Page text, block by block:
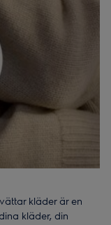
kläder är en
kläder, din